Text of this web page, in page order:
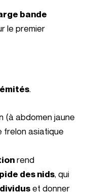
bande
le premier
.
(à abdomen jaune
frelon asiatique
rend
des nids, qui
et donner